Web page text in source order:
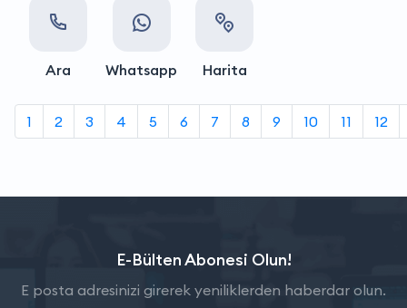
Ara Whatsapp Harita
1 2 3 4 5 6 7 8 9 10 11 12
E-Bülten Abonesi Olun!
E posta adresinizi girerek yeniliklerden haberdar olun.